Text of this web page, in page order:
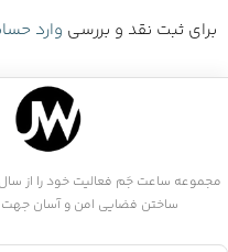
برای ثبت نقد و بررسی وارد
ساختن فضایی امن و آسان جهت